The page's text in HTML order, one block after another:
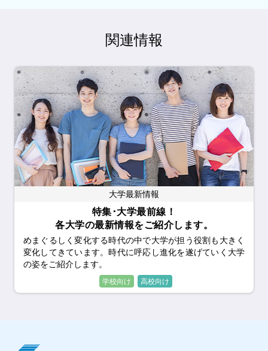
関連情報
大学最新情報
特集･大学最前線！
各大学の最新情報をご紹介します。
めまぐるしく変化する時代の中で大学が担う役割も大きく
変化してきています。時代に呼応し進化を遂げていく大学
の姿をご紹介します。